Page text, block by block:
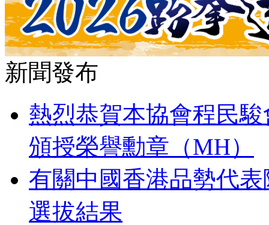
新聞發布
熱烈恭賀本協會程民
頒授榮譽勳章（MH）
有關中國香港品勢代
選拔結果